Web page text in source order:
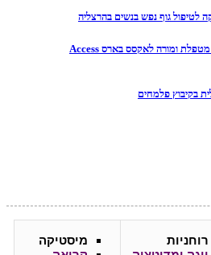
לטיפול גוף נפש בנשים בהרצליה
שרונה סופר -מאמנת רוחנית, מטפלת ומורה לאקסס בארס Access
בקיבוץ פלמחים
רוחניות
מיסטיקה